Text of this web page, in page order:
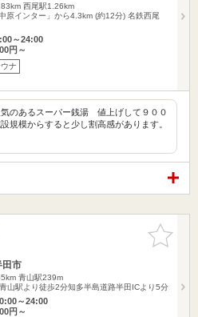
西尾駅1.26km
原インター」から4.3km (約12分) 名鉄西尾
～24:00
円～
ナ
のあるスーパー銭湯 値上げして９００
規模からすると少し割高感があります。
お気に入
りに追加
田市
青山駅239m
山駅より徒歩2分知多半島道路半田ICより5分
～24:00
円～